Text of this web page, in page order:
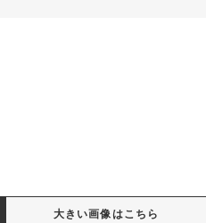
大きい画像はこちら